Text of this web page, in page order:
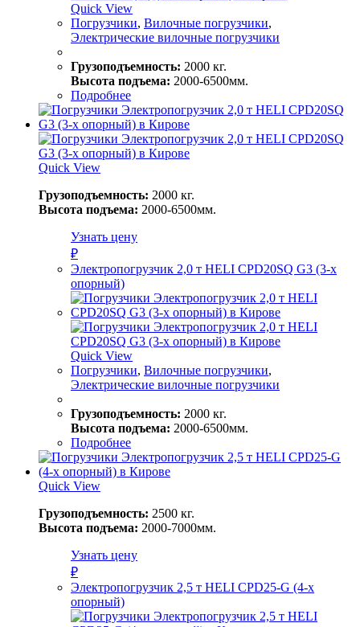
Quick View
Погрузчики, Вилочные погрузчики,
Электрические вилочные погрузчики
Грузоподъемность: 2000 кг.
Высота подъема: 2000-6500мм.
Подробнее
Quick View
Грузоподъемность: 2000 кг.
Высота подъема: 2000-6500мм.
Узнать цену
₽
Электропогрузчик 2,0 т HELI CPD20SQ G3 (3-х
опорный)
Quick View
Погрузчики, Вилочные погрузчики,
Электрические вилочные погрузчики
Грузоподъемность: 2000 кг.
Высота подъема: 2000-6500мм.
Подробнее
Quick View
Грузоподъемность: 2500 кг.
Высота подъема: 2000-7000мм.
Узнать цену
₽
Электропогрузчик 2,5 т HELI CPD25-G (4-х
опорный)